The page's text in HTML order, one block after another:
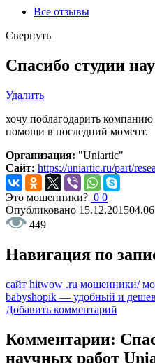
Все отзывы
Свернуть
Спасибо студии
Удалить
хочу поблагодарить
помощи в последний момент.
Организация: "Uniartic"
Сайт: https://uniartic.ru/part/
Это мошенники? 0 0
Опубликовано 15.12.2015
449
Навигация по
сайт hitwow .ru мошенники/
babyshopik — удобный и
Добавить комментарий
Комментарии:
научных работ